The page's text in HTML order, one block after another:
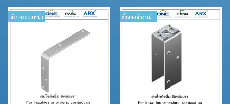
สั่งจองล่วงหน้า สั่งจองล่วงหน้า